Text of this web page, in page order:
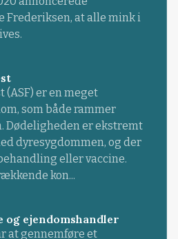
Frederiksen, at alle mink i
er en meget
som både rammer
Dødeligheden er ekstremt
dyresygdommen, og der
eller vaccine.
kon...
ejendomshandler
at gennemføre et